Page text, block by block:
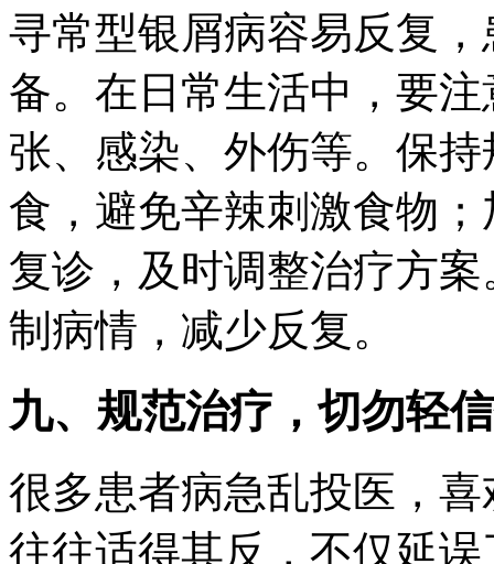
寻常型银屑病容易反复
备。在日常生活中，要
张、感染、外伤等。保
食，避免辛辣刺激食物
复诊，及时调整治疗方
制病情，减少反复。
九、规范治疗，切勿轻
很多患者病急乱投医，
往往适得其反，不仅延